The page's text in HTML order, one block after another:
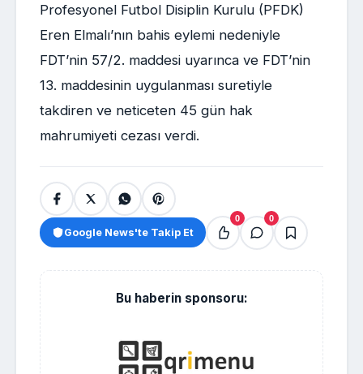
Profesyonel Futbol Disiplin Kurulu (PFDK)
Eren Elmalı’nın bahis eylemi nedeniyle
FDT’nin 57/2. maddesi uyarınca ve FDT’nin
13. maddesinin uygulanması suretiyle
takdiren ve neticeten 45 gün hak
mahrumiyeti cezası verdi.
Google News'te Takip Et
0 0
Bu haberin sponsoru: